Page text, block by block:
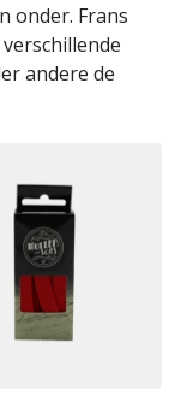
onder. Frans
andere de